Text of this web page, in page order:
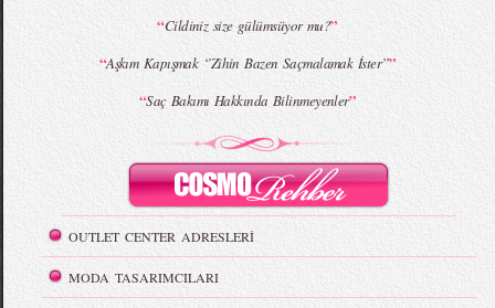
“Cildiniz size gülümsüyor mu?”
“Aşkım Kapışmak ‘’Zihin Bazen Saçmalamak İster’’”
“Saç Bakımı Hakkında Bilinmeyenler”
OUTLET CENTER ADRESLERİ
MODA TASARIMCILARI